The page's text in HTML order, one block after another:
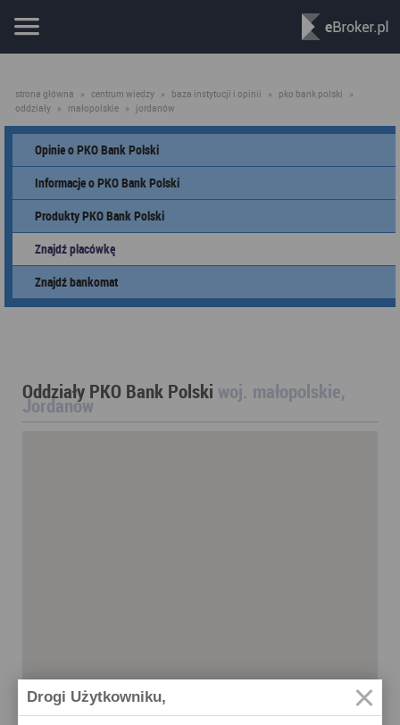
strona główna » centrum wiedzy » baza instytucji i opinii » pko bank polski
»
oddziały » małopolskie » jordanów
Opinie o PKO Bank Polski
Informacje o PKO Bank Polski
Produkty PKO Bank Polski
Znajdź placówkę
Znajdź bankomat
Oddziały PKO Bank Polski woj. małopolskie,
Jordanów
Drogi Użytkowniku,